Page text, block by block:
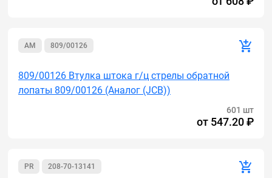
AM 809/00126
809/00126 Втулка штока г/ц стрелы обратной
лопаты 809/00126 (Аналог (JCB))
601 шт
от 547.20 ₽
PR 208-70-13141